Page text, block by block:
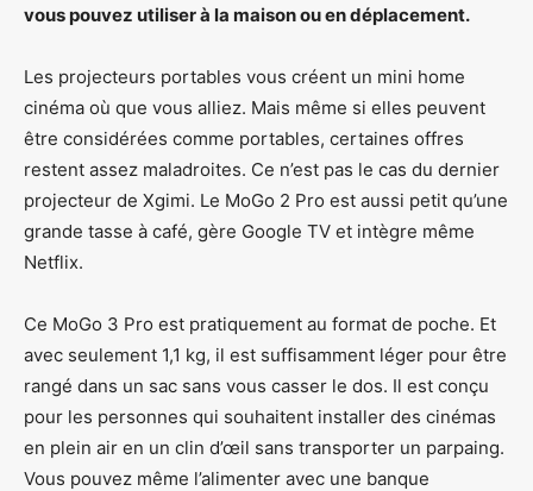
vous pouvez utiliser à la maison ou en déplacement.
Les projecteurs portables vous créent un mini home
cinéma où que vous alliez. Mais même si elles peuvent
être considérées comme portables, certaines offres
restent assez maladroites. Ce n’est pas le cas du dernier
projecteur de Xgimi. Le MoGo 2 Pro est aussi petit qu’une
grande tasse à café, gère Google TV et intègre même
Netflix.
Ce MoGo 3 Pro est pratiquement au format de poche. Et
avec seulement 1,1 kg, il est suffisamment léger pour être
rangé dans un sac sans vous casser le dos. Il est conçu
pour les personnes qui souhaitent installer des cinémas
en plein air en un clin d’œil sans transporter un parpaing.
Vous pouvez même l’alimenter avec une banque